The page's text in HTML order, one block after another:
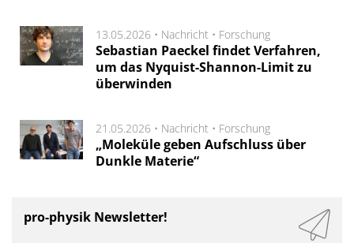
13.05.2026 • Nachricht • Forschung
Sebastian Paeckel findet Verfahren,
um das Nyquist-Shannon-Limit zu
überwinden
21.05.2026 • Nachricht • Forschung
„Moleküle geben Aufschluss über
Dunkle Materie“
pro-physik Newsletter!